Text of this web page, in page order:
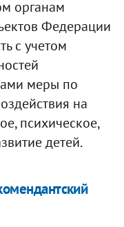
органам
Федерации
с учетом
меры по
на
психическое,
детей.